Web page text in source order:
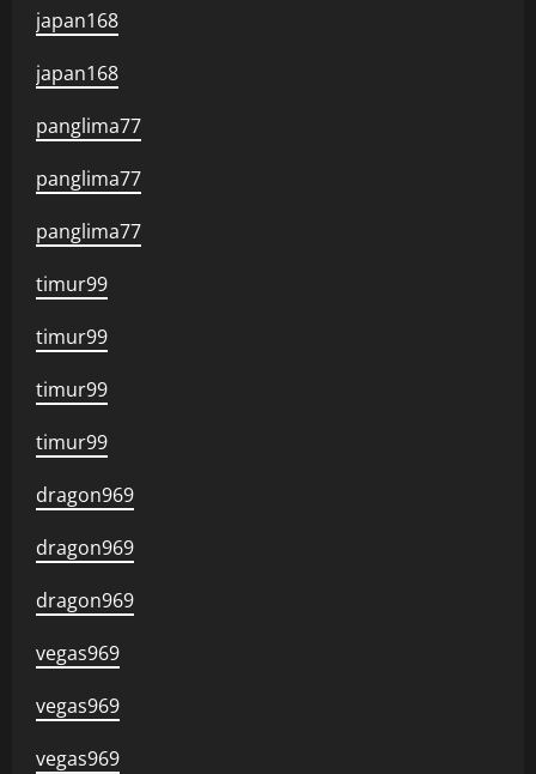
japan168
japan168
panglima77
panglima77
panglima77
timur99
timur99
timur99
timur99
dragon969
dragon969
dragon969
vegas969
vegas969
vegas969